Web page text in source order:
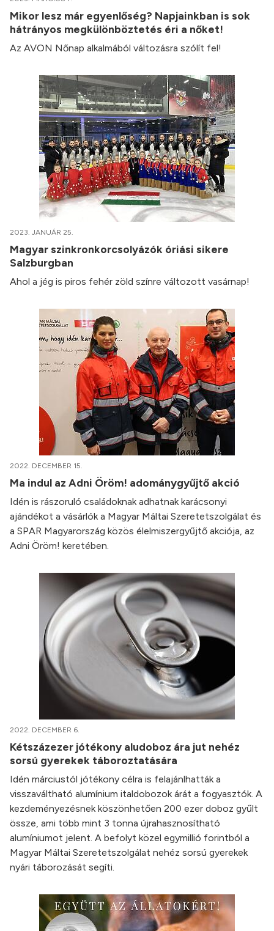
Mikor lesz már egyenlőség? Napjainkban is sok
hátrányos megkülönböztetés éri a nőket!
Az AVON Nőnap alkalmából változásra szólít fel!
2023. JANUÁR 25.
Magyar szinkronkorcsolyázók óriási sikere
Salzburgban
Ahol a jég is piros fehér zöld színre változott vasárnap!
2022. DECEMBER 15.
Ma indul az Adni Öröm! adománygyűjtő akció
Idén is rászoruló családoknak adhatnak karácsonyi
ajándékot a vásárlók a Magyar Máltai Szeretetszolgálat és
a SPAR Magyarország közös élelmiszergyűjtő akciója, az
Adni Öröm! keretében.
2022. DECEMBER 6.
Kétszázezer jótékony aludoboz ára jut nehéz
sorsú gyerekek táboroztatására
Idén márciustól jótékony célra is felajánlhatták a
visszaváltható alumínium italdobozok árát a fogyasztók. A
kezdeményezésnek köszönhetően 200 ezer doboz gyűlt
össze, ami több mint 3 tonna újrahasznosítható
alumíniumot jelent. A befolyt közel egymillió forintból a
Magyar Máltai Szeretetszolgálat nehéz sorsú gyerekek
nyári táborozását segíti.